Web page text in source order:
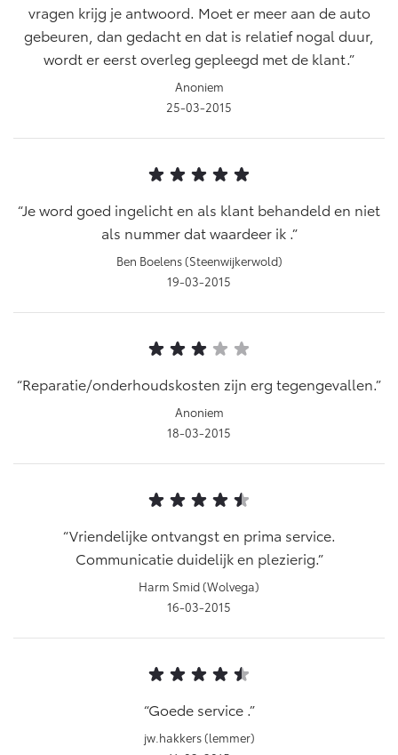
vragen krijg je antwoord. Moet er meer aan de auto
gebeuren, dan gedacht en dat is relatief nogal duur,
wordt er eerst overleg gepleegd met de klant.
Anoniem
25-03-2015
Je word goed ingelicht en als klant behandeld en niet
als nummer dat waardeer ik .
Ben Boelens (Steenwijkerwold)
19-03-2015
Reparatie/onderhoudskosten zijn erg tegengevallen.
Anoniem
18-03-2015
Vriendelijke ontvangst en prima service.
Communicatie duidelijk en plezierig.
Harm Smid (Wolvega)
16-03-2015
Goede service .
jw.hakkers (lemmer)